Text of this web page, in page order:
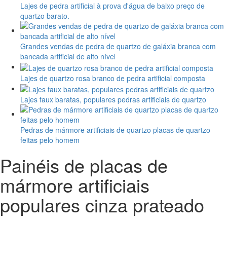
Lajes de pedra artificial à prova d'água de baixo preço de
quartzo barato.
Grandes vendas de pedra de quartzo de galáxia branca com
bancada artificial de alto nível
Lajes de quartzo rosa branco de pedra artificial composta
Lajes faux baratas, populares pedras artificiais de quartzo
Pedras de mármore artificiais de quartzo placas de quartzo
feitas pelo homem
Painéis de placas de
mármore artificiais
populares cinza prateado